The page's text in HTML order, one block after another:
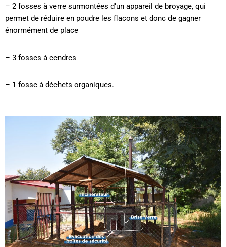
– 2 fosses à verre surmontées d’un appareil de broyage, qui
permet de réduire en poudre les flacons et donc de gagner
énormément de place
– 3 fosses à cendres
– 1 fosse à déchets organiques.